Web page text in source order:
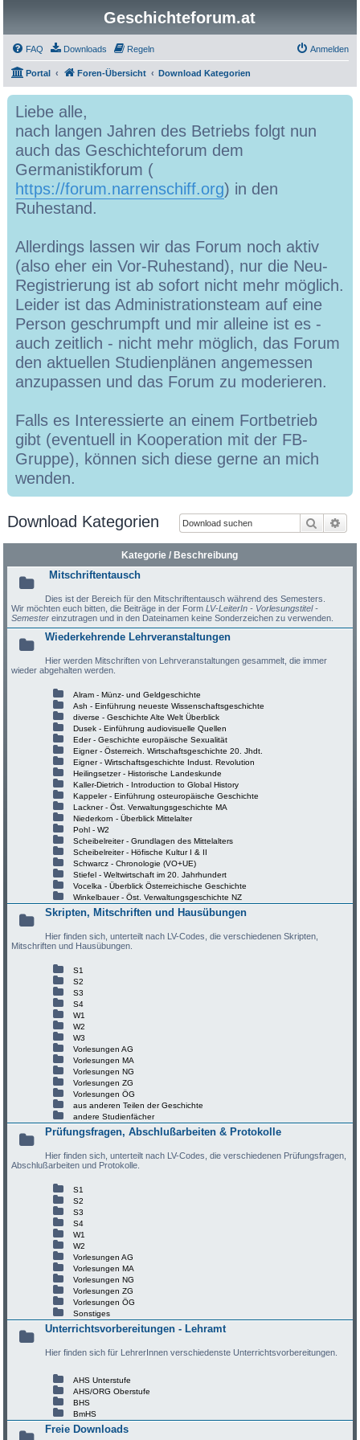
Geschichteforum.at
FAQ Downloads Regeln Anmelden
Portal Foren-Übersicht Download Kategorien
Liebe alle,
nach langen Jahren des Betriebs folgt nun
auch das Geschichteforum dem
Germanistikforum (
https://forum.narrenschiff.org) in den
Ruhestand.
Allerdings lassen wir das Forum noch aktiv
(also eher ein Vor-Ruhestand), nur die Neu-
Registrierung ist ab sofort nicht mehr möglich.
Leider ist das Administrationsteam auf eine
Person geschrumpft und mir alleine ist es -
auch zeitlich - nicht mehr möglich, das Forum
den aktuellen Studienplänen angemessen
anzupassen und das Forum zu moderieren.
Falls es Interessierte an einem Fortbetrieb
gibt (eventuell in Kooperation mit der FB-
Gruppe), können sich diese gerne an mich
wenden.
Download Kategorien Suche
Kategorie / Beschreibung
Mitschriftentausch
Dies ist der Bereich für den Mitschriftentausch während des Semesters.
Wir möchten euch bitten, die Beiträge in der FormLV-LeiterIn - Vorlesungstitel -
Semester einzutragen und in den Dateinamen keine Sonderzeichen zu verwenden.
Wiederkehrende Lehrveranstaltungen
Hier werden Mitschriften von Lehrveranstaltungen gesammelt, die immer
wieder abgehalten werden.
Alram - Münz- und Geldgeschichte
Ash - Einführung neueste Wissenschaftsgeschichte
diverse - Geschichte Alte Welt Überblick
Dusek - Einführung audiovisuelle Quellen
Eder - Geschichte europäische Sexualität
Eigner - Österreich. Wirtschaftsgeschichte 20. Jhdt.
Eigner - Wirtschaftsgeschichte Indust. Revolution
Heilingsetzer - Historische Landeskunde
Kaller-Dietrich - Introduction to Global History
Kappeler - Einführung osteuropäische Geschichte
Lackner - Öst. Verwaltungsgeschichte MA
Niederkorn - Überblick Mittelalter
Pohl - W2
Scheibelreiter - Grundlagen des Mittelalters
Scheibelreiter - Höfische Kultur I & II
Schwarcz - Chronologie (VO+UE)
Stiefel - Weltwirtschaft im 20. Jahrhundert
Vocelka - Überblick Österreichische Geschichte
Winkelbauer - Öst. Verwaltungsgeschichte NZ
Skripten, Mitschriften und Hausübungen
Hier finden sich, unterteilt nach LV-Codes, die verschiedenen Skripten,
Mitschriften und Hausübungen.
S1
S2
S3
S4
W1
W2
W3
Vorlesungen AG
Vorlesungen MA
Vorlesungen NG
Vorlesungen ZG
Vorlesungen ÖG
aus anderen Teilen der Geschichte
andere Studienfächer
Prüfungsfragen, Abschlußarbeiten & Protokolle
Hier finden sich, unterteilt nach LV-Codes, die verschiedenen Prüfungsfragen,
Abschlußarbeiten und Protokolle.
S1
S2
S3
S4
W1
W2
Vorlesungen AG
Vorlesungen MA
Vorlesungen NG
Vorlesungen ZG
Vorlesungen ÖG
Sonstiges
Unterrichtsvorbereitungen - Lehramt
Hier finden sich für LehrerInnen verschiedenste Unterrichtsvorbereitungen.
AHS Unterstufe
AHS/ORG Oberstufe
BHS
BmHS
Freie Downloads